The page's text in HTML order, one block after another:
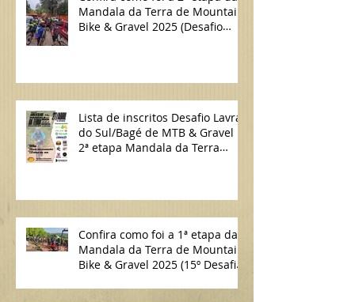
Mandala da Terra de Mountain
Bike & Gravel 2025 (Desafio
Lista de inscritos Desafio Lavras
do Sul/Bagé de MTB & Gravel |
2ª etapa Mandala da Terra
Confira como foi a 1ª etapa da
Mandala da Terra de Mountain
Bike & Gravel 2025 (15º Desafio